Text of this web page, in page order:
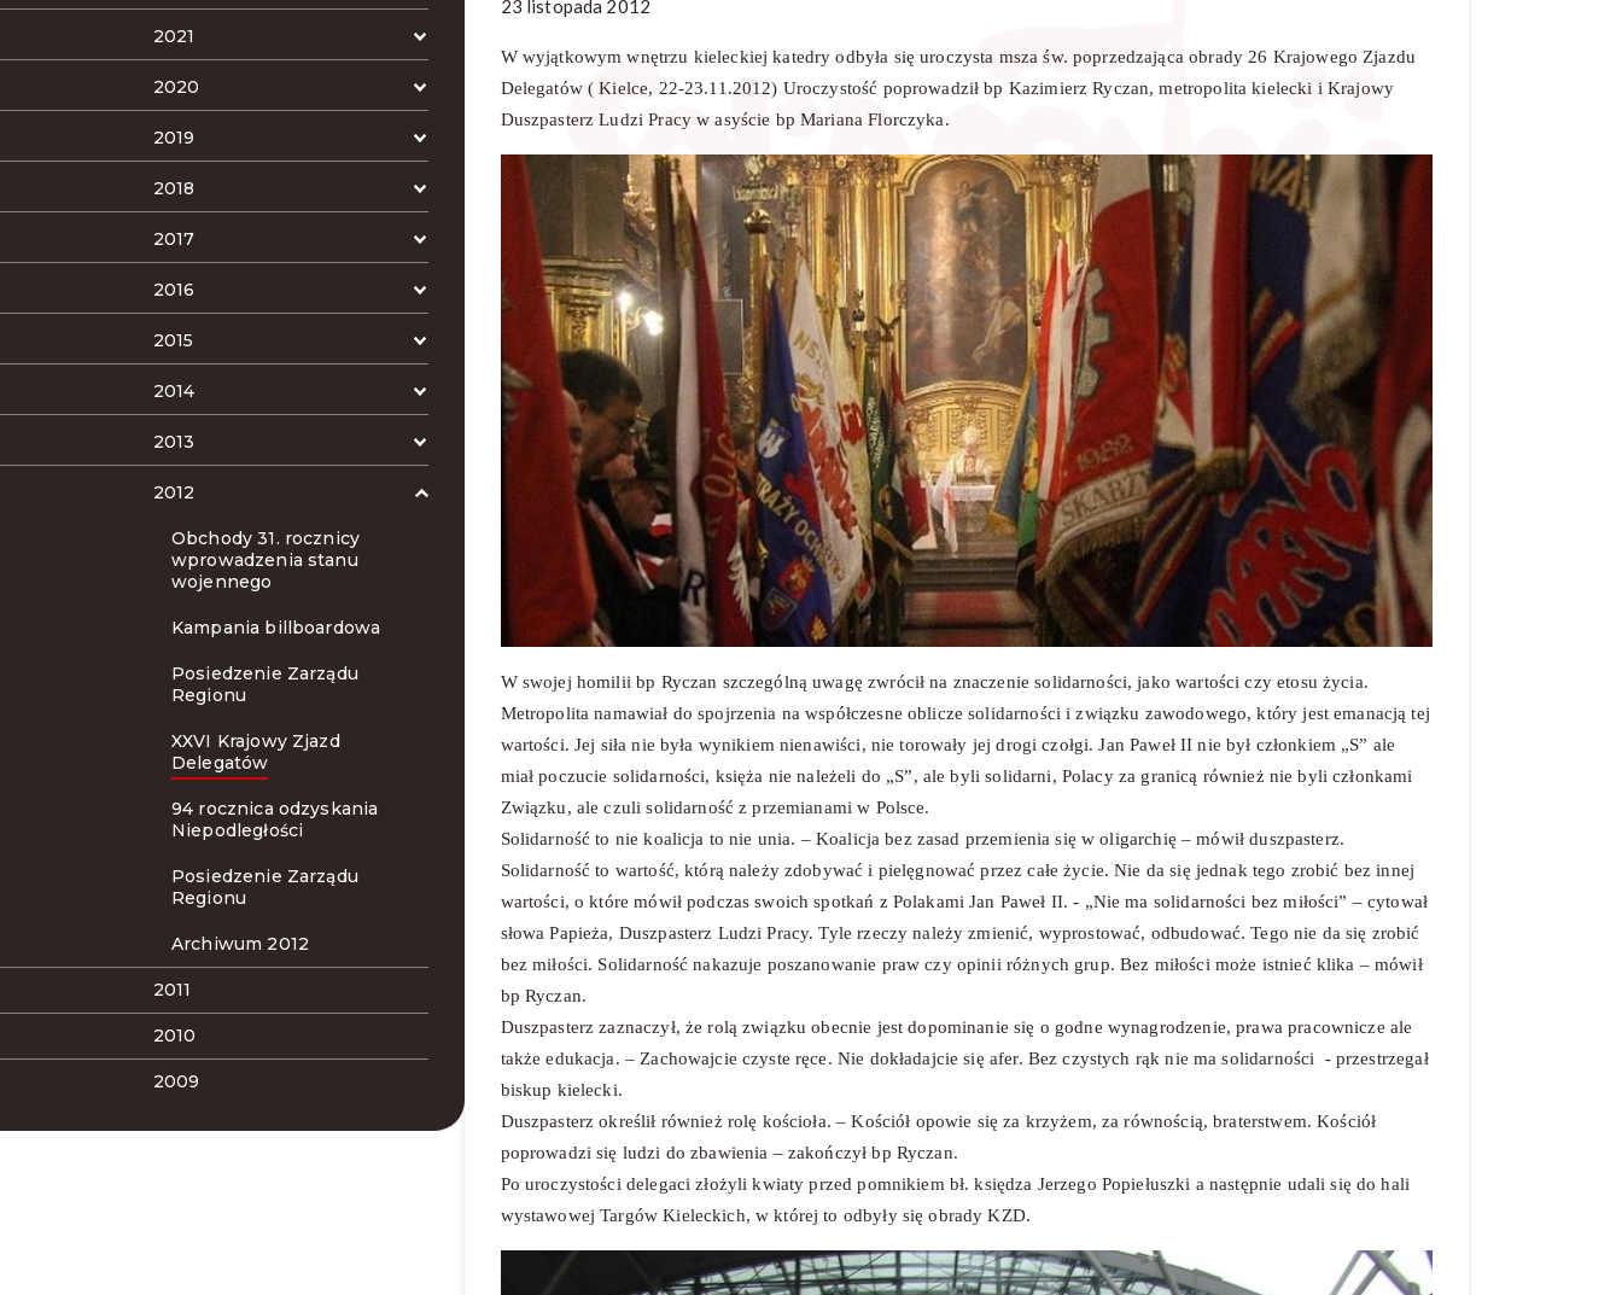
2021
2020
2019
2018
2017
2016
2015
2014
2013
2012
Obchody 31. rocznicy
wprowadzenia stanu
wojennego
Kampania billboardowa
Posiedzenie Zarządu
Regionu
XXVI Krajowy Zjazd
Delegatów
94 rocznica odzyskania
Niepodległości
Posiedzenie Zarządu
Regionu
Archiwum 2012
2011
2010
2009
23 listopada 2012
W wyjątkowym wnętrzu kieleckiej katedry odbyła się uroczysta msza św. poprzedzająca obrady 26 Krajowego Zjazdu
Delegatów ( Kielce, 22-23.11.2012) Uroczystość poprowadził bp Kazimierz Ryczan, metropolita kielecki i Krajowy
Duszpasterz Ludzi Pracy w asyście bp Mariana Florczyka.
W swojej homilii bp Ryczan szczególną uwagę zwrócił na znaczenie solidarności, jako wartości czy etosu życia.
Metropolita namawiał do spojrzenia na współczesne oblicze solidarności i związku zawodowego, który jest emanacją tej
wartości. Jej siła nie była wynikiem nienawiści, nie torowały jej drogi czołgi. Jan Paweł II nie był członkiem „S” ale
miał poczucie solidarności, księża nie należeli do „S”, ale byli solidarni, Polacy za granicą również nie byli członkami
Związku, ale czuli solidarność z przemianami w Polsce.
Solidarność to nie koalicja to nie unia. – Koalicja bez zasad przemienia się w oligarchię – mówił duszpasterz.
Solidarność to wartość, którą należy zdobywać i pielęgnować przez całe życie. Nie da się jednak tego zrobić bez innej
wartości, o które mówił podczas swoich spotkań z Polakami Jan Paweł II. - „Nie ma solidarności bez miłości” – cytował
słowa Papieża, Duszpasterz Ludzi Pracy. Tyle rzeczy należy zmienić, wyprostować, odbudować. Tego nie da się zrobić
bez miłości. Solidarność nakazuje poszanowanie praw czy opinii różnych grup. Bez miłości może istnieć klika – mówił
bp Ryczan.
Duszpasterz zaznaczył, że rolą związku obecnie jest dopominanie się o godne wynagrodzenie, prawa pracownicze ale
także edukacja. – Zachowajcie czyste ręce. Nie dokładajcie się afer. Bez czystych rąk nie ma solidarności - przestrzegał
biskup kielecki.
Duszpasterz określił również rolę kościoła. – Kościół opowie się za krzyżem, za równością, braterstwem. Kościół
poprowadzi się ludzi do zbawienia – zakończył bp Ryczan.
Po uroczystości delegaci złożyli kwiaty przed pomnikiem bł. księdza Jerzego Popiełuszki a następnie udali się do hali
wystawowej Targów Kieleckich, w której to odbyły się obrady KZD.